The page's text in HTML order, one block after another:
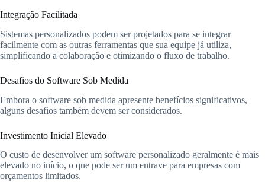
Integração Facilitada
Sistemas personalizados podem ser projetados para se integrar
facilmente com as outras ferramentas que sua equipe já utiliza,
simplificando a colaboração e otimizando o fluxo de trabalho.
Desafios do Software Sob Medida
Embora o software sob medida apresente benefícios significativos,
alguns desafios também devem ser considerados.
Investimento Inicial Elevado
O custo de desenvolver um software personalizado geralmente é mais
elevado no início, o que pode ser um entrave para empresas com
orçamentos limitados.